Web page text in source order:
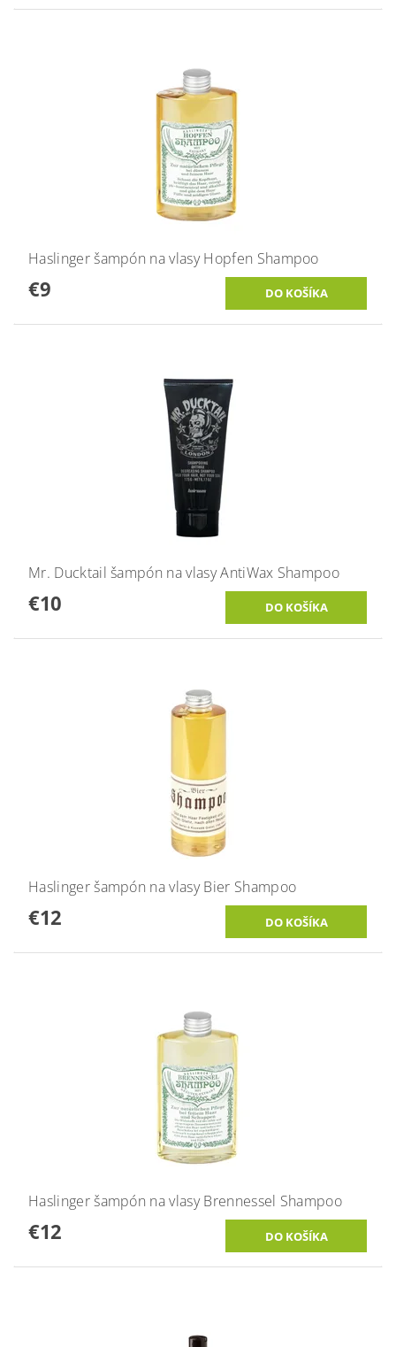
Haslinger šampón na vlasy Hopfen Shampoo
€9
Mr. Ducktail šampón na vlasy AntiWax Shampoo
€10
Haslinger šampón na vlasy Bier Shampoo
€12
Haslinger šampón na vlasy Brennessel Shampoo
€12